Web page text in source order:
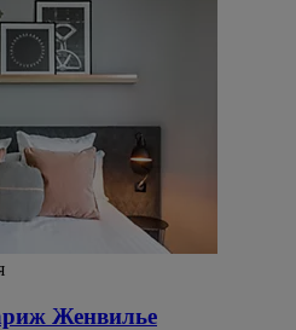
Женвилье